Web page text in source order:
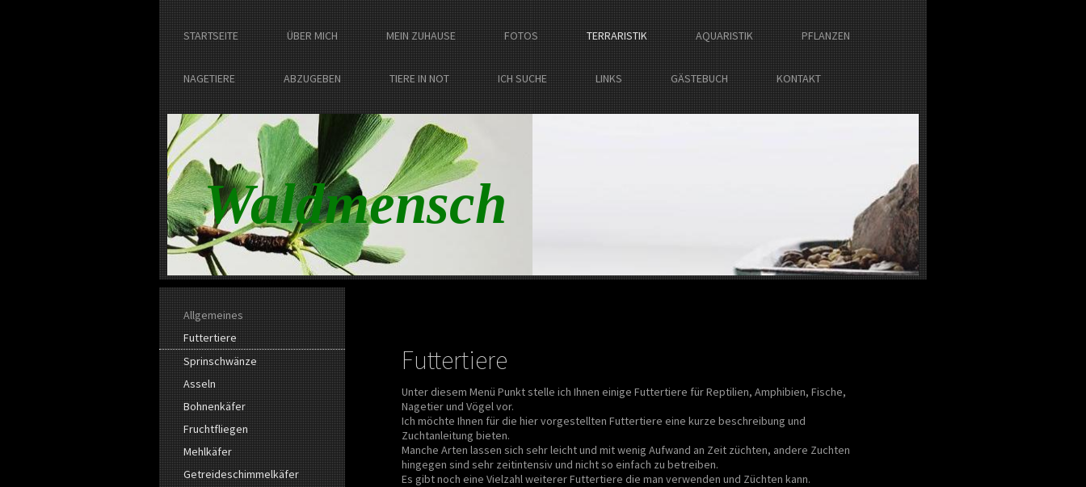
STARTSEITE ÜBER MICH MEIN ZUHAUSE FOTOS TERRARISTIK AQUARISTIK PFLANZEN
NAGETIERE ABZUGEBEN TIERE IN NOT ICH SUCHE LINKS GÄSTEBUCH KONTAKT
Waldmensch
Allgemeines
Futtertiere
Sprinschwänze
Asseln
Bohnenkäfer
Fruchtfliegen
Mehlkäfer
Getreideschimmelkäfer
Futtertiere
Unter diesem Menü Punkt stelle ich Ihnen einige Futtertiere für Reptilien, Amphibien, Fische,
Nagetier und Vögel vor.
Ich möchte Ihnen für die hier vorgestellten Futtertiere eine kurze beschreibung und
Zuchtanleitung bieten.
Manche Arten lassen sich sehr leicht und mit wenig Aufwand an Zeit züchten, andere Zuchten
hingegen sind sehr zeitintensiv und nicht so einfach zu betreiben.
Es gibt noch eine Vielzahl weiterer Futtertiere die man verwenden und Züchten kann.